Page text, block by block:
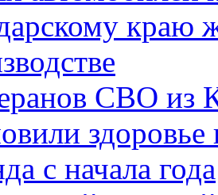
краю
СВО из
с начала года